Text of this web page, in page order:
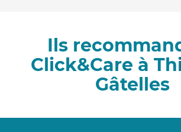
Ils
Click&Care à
Gâtelles